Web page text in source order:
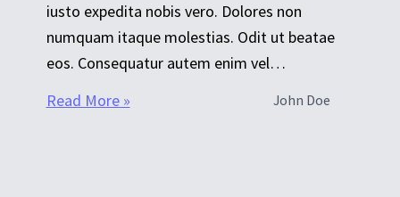
iusto expedita nobis vero. Dolores non
numquam itaque molestias. Odit ut beatae
eos. Consequatur autem enim vel…
Read More »
John Doe